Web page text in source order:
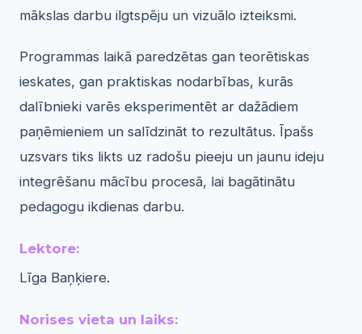
mākslas darbu ilgtspēju un vizuālo izteiksmi.
Programmas laikā paredzētas gan teorētiskas
ieskates, gan praktiskas nodarbības, kurās
dalībnieki varēs eksperimentēt ar dažādiem
paņēmieniem un salīdzināt to rezultātus. Īpašs
uzsvars tiks likts uz radošu pieeju un jaunu ideju
integrēšanu mācību procesā, lai bagātinātu
pedagogu ikdienas darbu.
Lektore:
Līga Baņķiere.
Norises vieta un laiks: